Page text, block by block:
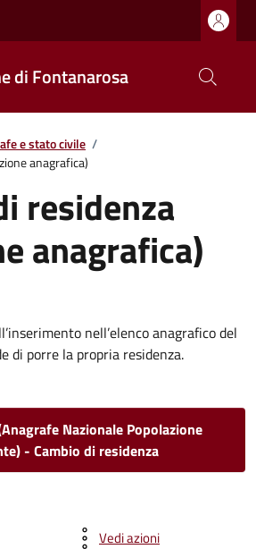
di Fontanarosa
e stato civile /
anagrafica)
residenza
anagrafica)
nell’elenco anagrafico del
di porre la propria residenza.
Nazionale Popolazione
- Cambio di residenza
Vedi azioni